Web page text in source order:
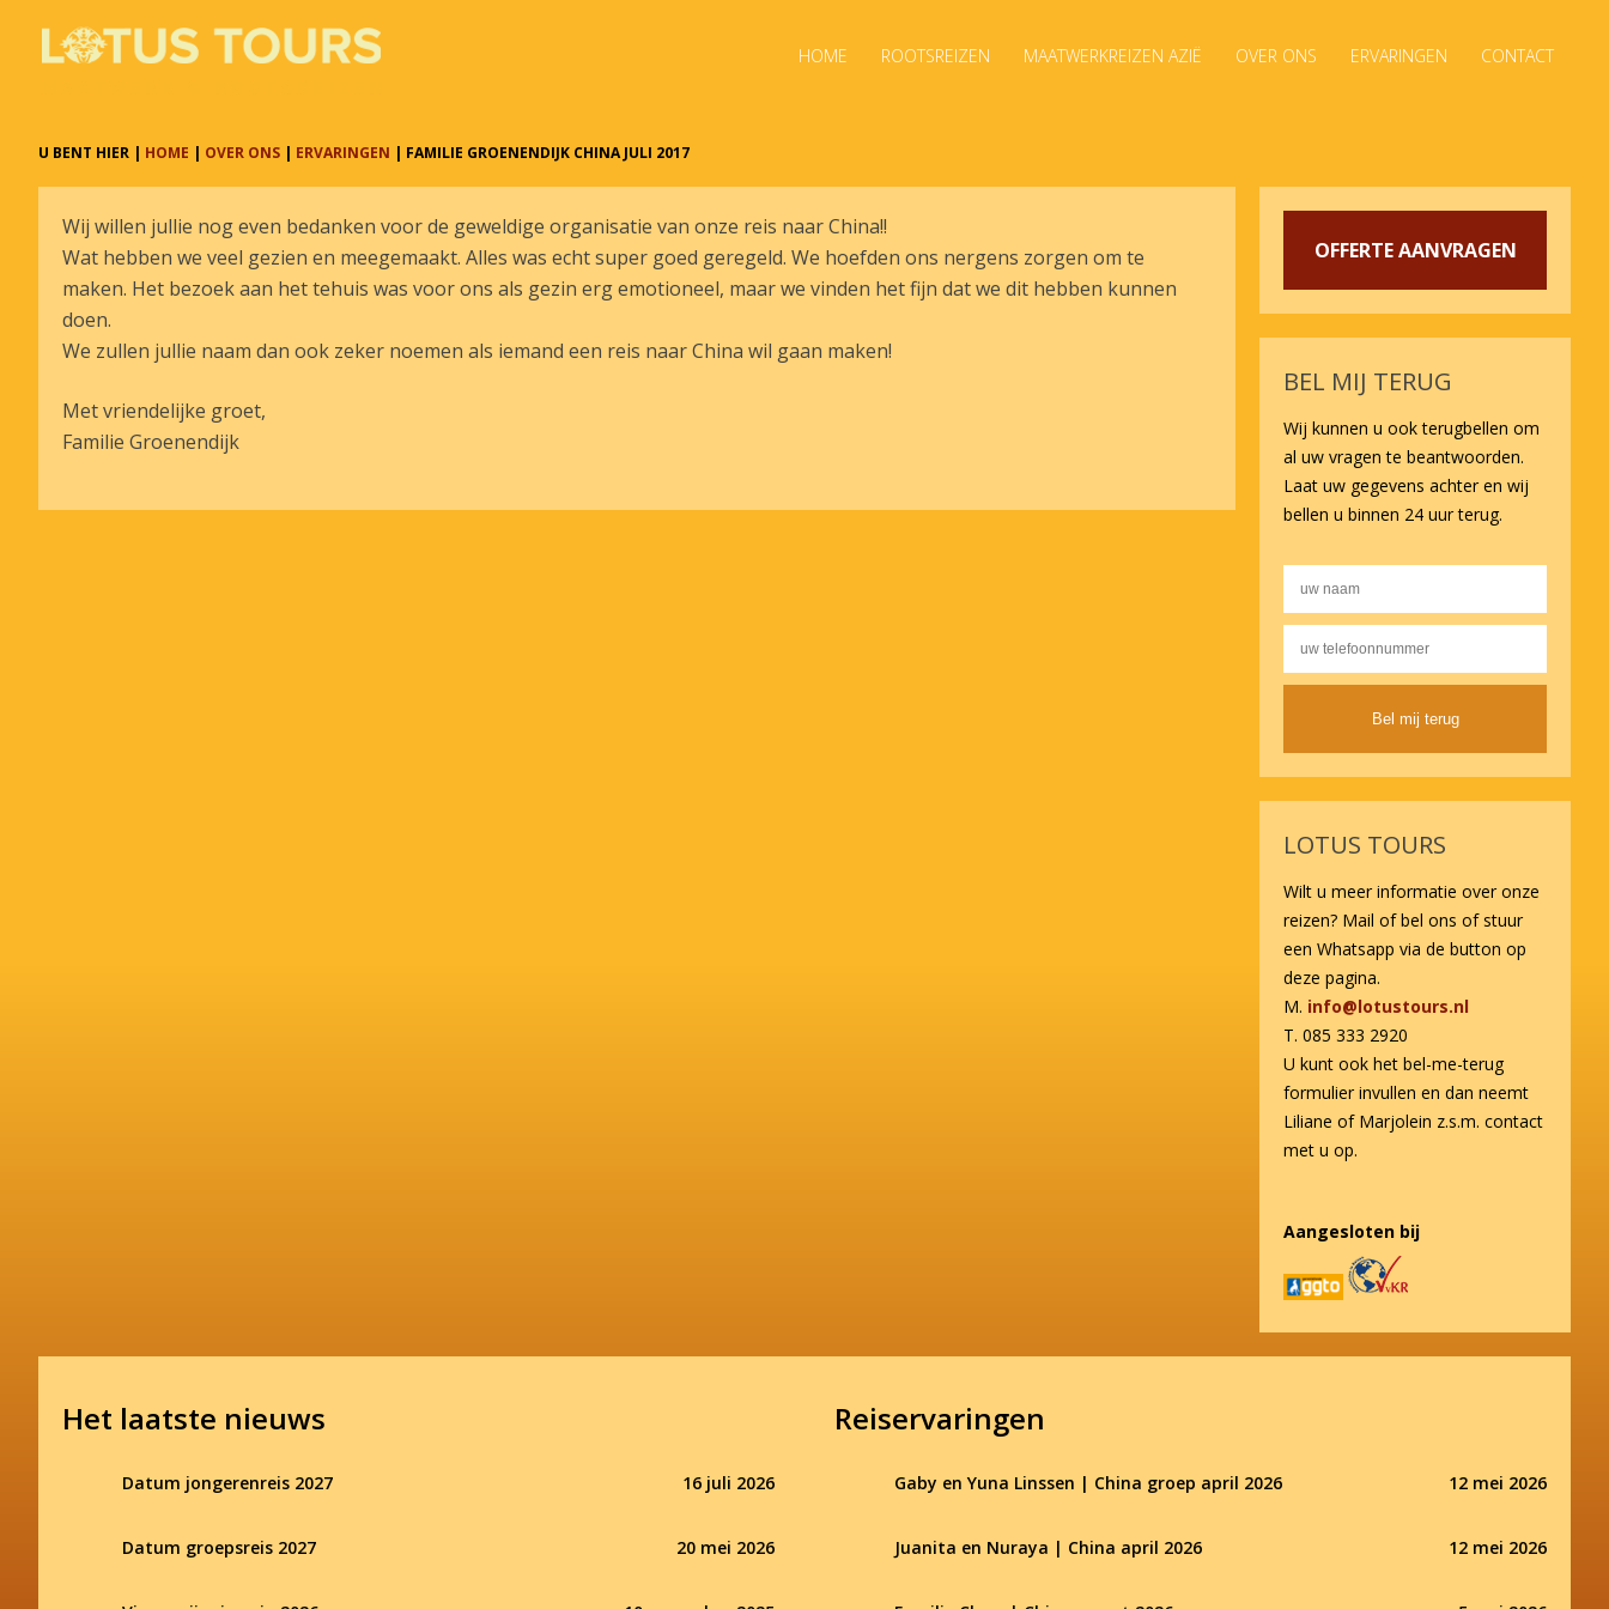
HOME ROOTSREIZEN MAATWERKREIZEN AZIË OVER ONS ERVARINGEN CONTACT
U BENT HIER | HOME | OVER ONS | ERVARINGEN | FAMILIE GROENENDIJK CHINA JULI 2017
Wij willen jullie nog even bedanken voor de geweldige organisatie van onze reis naar China!!
Wat hebben we veel gezien en meegemaakt. Alles was echt super goed geregeld. We hoefden ons nergens zorgen om te
maken. Het bezoek aan het tehuis was voor ons als gezin erg emotioneel, maar we vinden het fijn dat we dit hebben kunnen
doen.
We zullen jullie naam dan ook zeker noemen als iemand een reis naar China wil gaan maken!
Met vriendelijke groet,
Familie Groenendijk
OFFERTE AANVRAGEN
BEL MIJ TERUG
Wij kunnen u ook terugbellen om
al uw vragen te beantwoorden.
Laat uw gegevens achter en wij
bellen u binnen 24 uur terug.
LOTUS TOURS
Wilt u meer informatie over onze
reizen? Mail of bel ons of stuur
een Whatsapp via de button op
deze pagina.
M. info@lotustours.nl
T. 085 333 2920
U kunt ook het bel-me-terug
formulier invullen en dan neemt
Liliane of Marjolein z.s.m. contact
met u op.
Aangesloten bij
Het laatste nieuws
Datum jongerenreis 2027 16 juli 2026
Datum groepsreis 2027 20 mei 2026
Reiservaringen
Gaby en Yuna Linssen | China groep april 2026 12 mei 2026
Juanita en Nuraya | China april 2026 12 mei 2026